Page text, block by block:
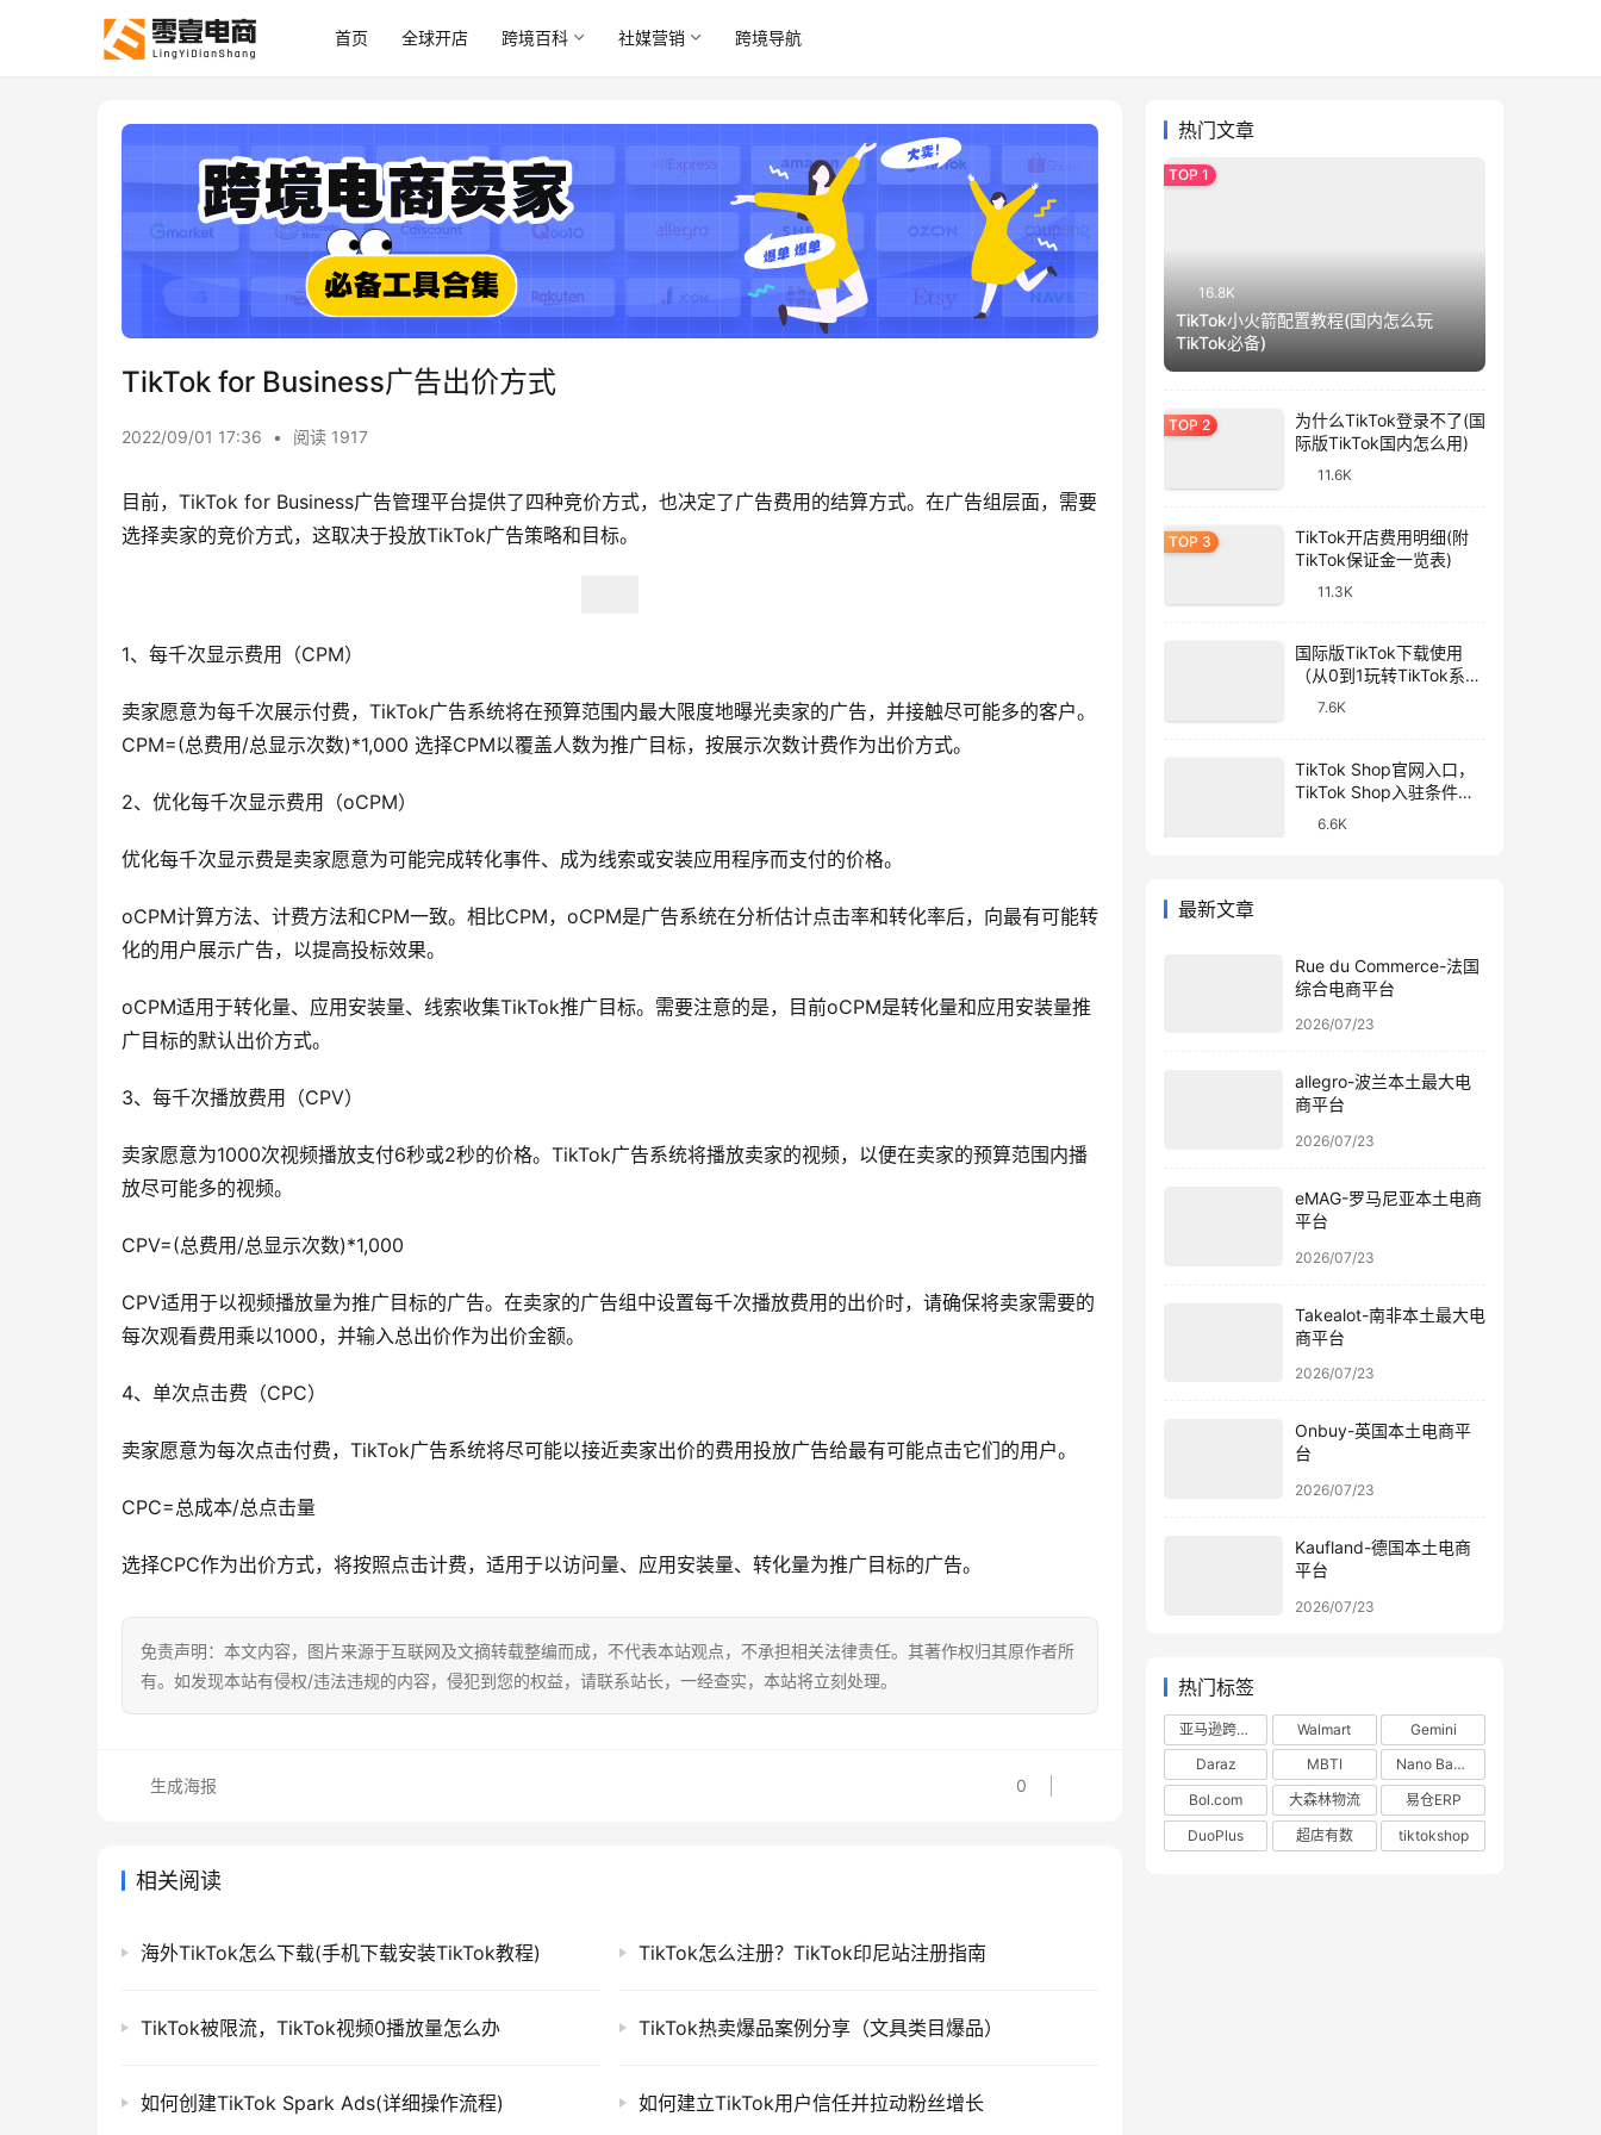
首页 全球开店 跨境百科 社媒营销 跨境导航
TikTok for Business广告出价方式
2022/09/01 17:36 • 阅读 1917
目前，TikTok for Business广告管理平台提供了四种竞价方式，也决定了广告费用的结算方式。在广告组层面，需要
选择卖家的竞价方式，这取决于投放TikTok广告策略和目标。
1、每千次显示费用（CPM）
卖家愿意为每千次展示付费，TikTok广告系统将在预算范围内最大限度地曝光卖家的广告，并接触尽可能多的客户。
CPM=(总费用/总显示次数)*1,000 选择CPM以覆盖人数为推广目标，按展示次数计费作为出价方式。
2、优化每千次显示费用（oCPM）
优化每千次显示费是卖家愿意为可能完成转化事件、成为线索或安装应用程序而支付的价格。
oCPM计算方法、计费方法和CPM一致。相比CPM，oCPM是广告系统在分析估计点击率和转化率后，向最有可能转
化的用户展示广告，以提高投标效果。
oCPM适用于转化量、应用安装量、线索收集TikTok推广目标。需要注意的是，目前oCPM是转化量和应用安装量推
广目标的默认出价方式。
3、每千次播放费用（CPV）
卖家愿意为1000次视频播放支付6秒或2秒的价格。TikTok广告系统将播放卖家的视频，以便在卖家的预算范围内播
放尽可能多的视频。
CPV=(总费用/总显示次数)*1,000
CPV适用于以视频播放量为推广目标的广告。在卖家的广告组中设置每千次播放费用的出价时，请确保将卖家需要的
每次观看费用乘以1000，并输入总出价作为出价金额。
4、单次点击费（CPC）
卖家愿意为每次点击付费，TikTok广告系统将尽可能以接近卖家出价的费用投放广告给最有可能点击它们的用户。
CPC=总成本/总点击量
选择CPC作为出价方式，将按照点击计费，适用于以访问量、应用安装量、转化量为推广目标的广告。
免责声明：本文内容，图片来源于互联网及文摘转载整编而成，不代表本站观点，不承担相关法律责任。其著作权归其原作者所
有。如发现本站有侵权/违法违规的内容，侵犯到您的权益，请联系站长，一经查实，本站将立刻处理。
0
生成海报
相关阅读
海外TikTok怎么下载(手机下载安装TikTok教程) TikTok怎么注册？TikTok印尼站注册指南
TikTok被限流，TikTok视频0播放量怎么办 TikTok热卖爆品案例分享（文具类目爆品）
如何创建TikTok Spark Ads(详细操作流程) 如何建立TikTok用户信任并拉动粉丝增长
热门文章
16.8K
TikTok小火箭配置教程(国内怎么玩
TikTok必备)
为什么TikTok登录不了(国
际版TikTok国内怎么用)
11.6K
TikTok开店费用明细(附
TikTok保证金一览表)
11.3K
国际版TikTok下载使用
（从0到1玩转TikTok系列
教程）
7.6K
TikTok Shop官网入口，
TikTok Shop入驻条件和
开店流程
6.6K
最新文章
Rue du Commerce-法国
综合电商平台
2026/07/23
allegro-波兰本土最大电
商平台
2026/07/23
eMAG-罗马尼亚本土电商
平台
2026/07/23
Takealot-南非本土最大电
商平台
2026/07/23
Onbuy-英国本土电商平
台
2026/07/23
Kaufland-德国本土电商
平台
2026/07/23
热门标签
亚马逊跨境电商 Walmart
Gemini
Daraz
MBTI
Nano Banana
Bol.com
大森林物流
易仓ERP
DuoPlus
超店有数 tiktokshop